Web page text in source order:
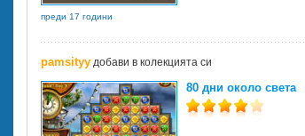
преди 17 години
pamsityyдобави в колекцията си
80 дни около света